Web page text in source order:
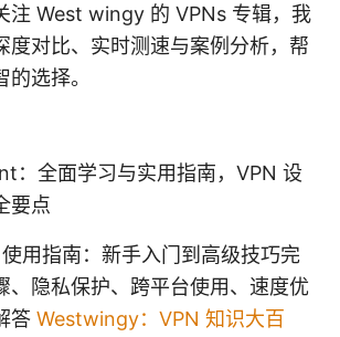
注 West wingy 的 VPNs 专辑，我
度对比、实时测速与案例分析，帮
选择。
：全面学习与实用指南，VPN 设
要点
用指南：新手入门到高级技巧完
、隐私保护、跨平台使用、速度优
答 Westwingy：VPN 知识大百